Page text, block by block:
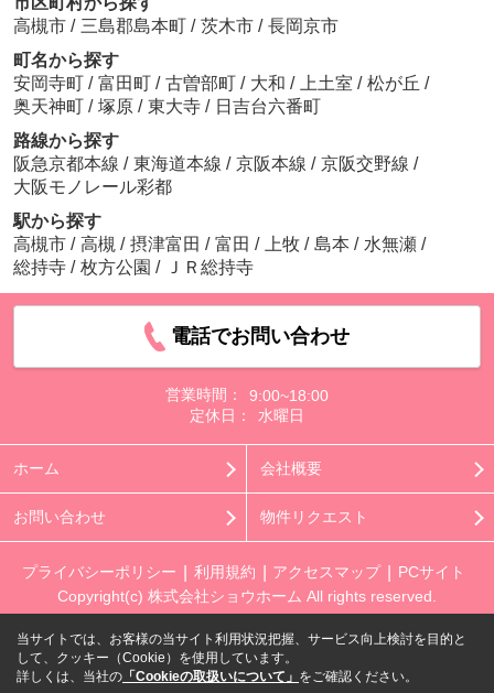
高槻市 / 三島郡島本町 / 茨木市 / 長岡京市
町名から探す
安岡寺町 / 富田町 / 古曽部町 / 大和 / 上土室 / 松が丘 /
奥天神町 / 塚原 / 東大寺 / 日吉台六番町
路線から探す
阪急京都本線 / 東海道本線 / 京阪本線 / 京阪交野線 /
大阪モノレール彩都
駅から探す
高槻市 / 高槻 / 摂津富田 / 富田 / 上牧 / 島本 / 水無瀬 /
総持寺 / 枚方公園 / ＪＲ総持寺
電話でお問い合わせ
営業時間：
9:00~18:00
定休日：
水曜日
ホーム 会社概要
お問い合わせ 物件リクエスト
プライバシーポリシー 利用規約 アクセスマップ
PCサイト
Copyright(c) 株式会社ショウホーム All rights reserved.
当サイトでは、お客様の当サイト利用状況把握、サービス向上検討を目的と
して、クッキー（Cookie）を使用しています。
詳しくは、当社の 「Cookieの取扱いについて」 をご確認ください。